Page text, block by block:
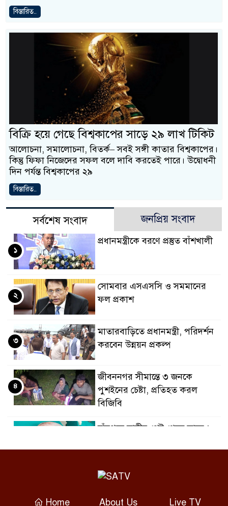
বিস্তারিত..
বিক্রি হয়ে গেছে বিশ্বকাপের সাড়ে ২৯ লাখ টিকিট
আলোচনা, সমালোচনা, বিতর্ক– সবই সঙ্গী কাতার বিশ্বকাপের।
কিন্তু ফিফা নিজেদের সফল বলে দাবি করতেই পারে। উদ্বোধনী
দিন পর্যন্ত বিশ্বকাপের ২৯
বিস্তারিত..
সর্বশেষ সংবাদ জনপ্রিয় সংবাদ
প্রধানমন্ত্রীকে বরণে প্রস্তুত বাঁশখালী
১
সোমবার এসএসসি ও সমমানের
ফল প্রকাশ
২
মাতারবাড়িতে প্রধানমন্ত্রী, পরিদর্শন
করবেন উন্নয়ন প্রকল্প
৩
জীবননগর সীমান্তে ৩ জনকে
পুশইনের চেষ্টা, প্রতিহত করল
বিজিবি
৪
চাঁদপুরে নারীর পেট থেকে সাড়ে ৬
বগুড়ায় দুই ট্রাকের সংঘর্ষে নিহত ২,
Home About Us Live TV